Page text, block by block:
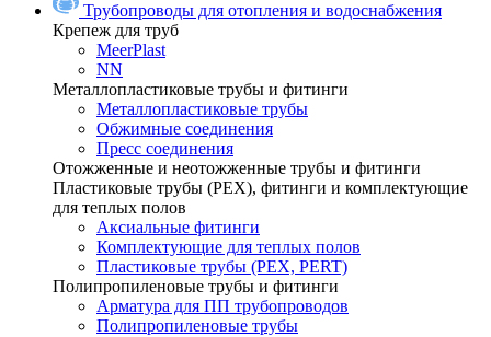
Трубопроводы для отопления и водоснабжения
Крепеж для труб
MeerPlast
NN
Металлопластиковые трубы и фитинги
Металлопластиковые трубы
Обжимные соединения
Пресс соединения
Отожженные и неотожженные трубы и фитинги
Пластиковые трубы (РЕХ), фитинги и комплектующие
для теплых полов
Аксиальные фитинги
Комплектующие для теплых полов
Пластиковые трубы (РЕХ, PERT)
Полипропиленовые трубы и фитинги
Арматура для ПП трубопроводов
Полипропиленовые трубы